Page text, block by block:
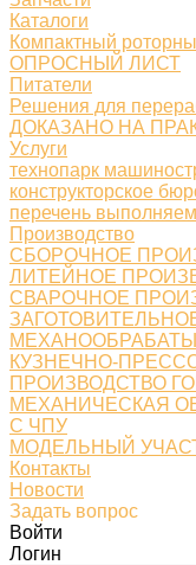
Каталоги
Компактный
ОПРОСНЫЙ ЛИСТ
Питатели
Решения для
ДОКАЗАНО НА
Услуги
технопарк
конструкторское
перечень
Производство
СБОРОЧНОЕ
ЛИТЕЙНОЕ
СВАРОЧНОЕ
КУЗНЕЧНО-
ПРОИЗВОДСТВО
МЕХАНИЧЕСКАЯ
С ЧПУ
МОДЕЛЬНЫЙ
Контакты
Новости
Задать вопрос
Войти
Логин